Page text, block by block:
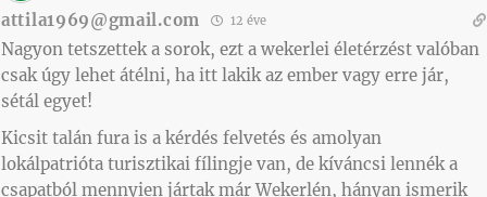
attila1969@gmail.com 12 éve
Nagyon tetszettek a sorok, ezt a wekerlei életérzést valóban
csak úgy lehet átélni, ha itt lakik az ember vagy erre jár,
sétál egyet!
Kicsit talán fura is a kérdés felvetés és amolyan
lokálpatrióta turisztikai fílingje van, de kíváncsi lennék a
csapatból mennyien jártak már Wekerlén, hányan ismerik